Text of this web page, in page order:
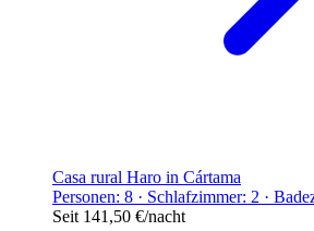
Casa rural Haro in Cártama
Personen: 8 · Schlafzimmer: 2 ·
Seit 141,50 €/nacht